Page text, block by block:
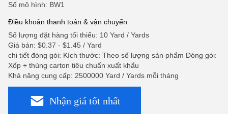
Số mô hình: BW1
Điều khoản thanh toán & vận chuyển
Số lượng đặt hàng tối thiểu: 10 Yard / Yards
Giá bán: $0.37 - $1.45 / Yard
chi tiết đóng gói: Kích thước: Theo số lượng sản phẩm Đóng gói:
Xốp + thùng carton tiêu chuẩn xuất khẩu
Khả năng cung cấp: 2500000 Yard / Yards mỗi tháng
Nhận giá tốt nhất